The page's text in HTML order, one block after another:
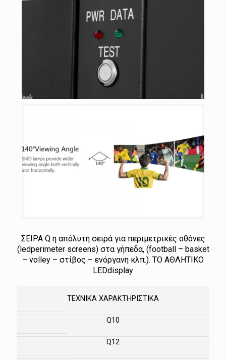
ΣΕΙΡΑ Q η απόλυτη σειρά για περιμετρικές οθόνες
(ledperimeter screens) στα γήπεδα, (football – basket
– volley – στίβος – ενόργανη κλπ.). ΤΟ ΑΘΛΗΤΙΚΟ
LEDdisplay
ΤΕΧΝΙΚΑ ΧΑΡΑΚΤΗΡΙΣΤΙΚΑ
Q10
Q12